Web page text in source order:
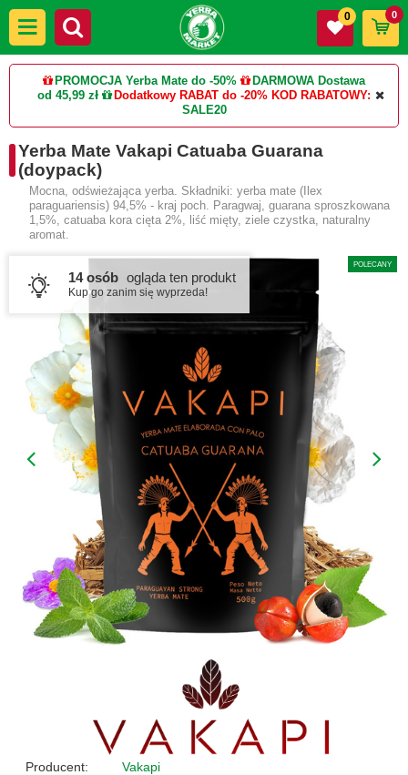
PROMOCJA Yerba Mate do -50%
DARMOWA Dostawa
od 45,99 zł
Dodatkowy RABAT do -20% KOD RABATOWY:
SALE20
0 0
Yerba Mate Vakapi Catuaba Guarana
(doypack)
Mocna, odświeżająca yerba. Składniki: yerba mate (Ilex
paraguariensis) 94,5% - kraj poch. Paragwaj, guarana sproszkowana
1,5%, catuaba kora cięta 2%, liść mięty, ziele czystka, naturalny
aromat.
POLECANY
14 osób ogląda ten produkt
Kup go zanim się wyprzeda!
Producent:
Vakapi